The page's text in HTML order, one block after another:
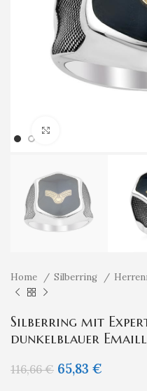
Home Silberring
Silberring mit
dunkelblauer
116,66€ 65,83 €